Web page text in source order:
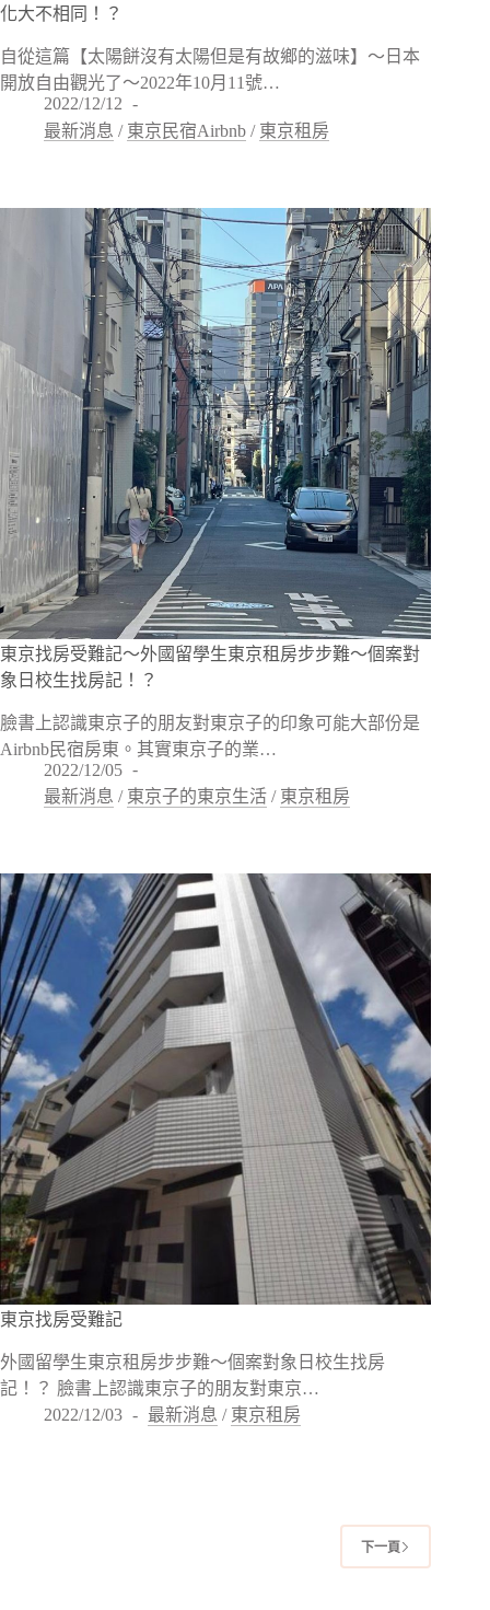
化大不相同！？
自從這篇【太陽餅沒有太陽但是有故鄉的滋味】〜日本
開放自由觀光了～2022年10月11號…
2022/12/12
最新消息 / 東京民宿Airbnb / 東京租房
東京找房受難記～外國留學生東京租房步步難〜個案對
象日校生找房記！？
臉書上認識東京子的朋友對東京子的印象可能大部份是
Airbnb民宿房東。其實東京子的業…
2022/12/05
最新消息 / 東京子的東京生活 / 東京租房
東京找房受難記
外國留學生東京租房步步難〜個案對象日校生找房
記！？ 臉書上認識東京子的朋友對東京…
2022/12/03
最新消息 / 東京租房
下一頁